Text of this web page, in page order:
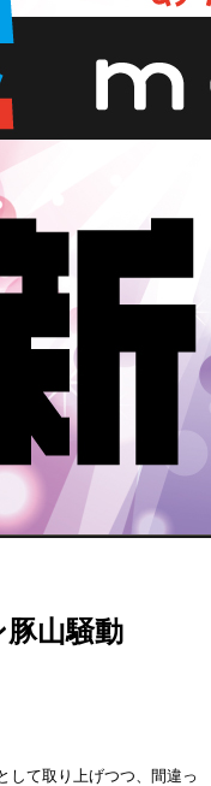
山騒動
して取り上げつつ、間違っ